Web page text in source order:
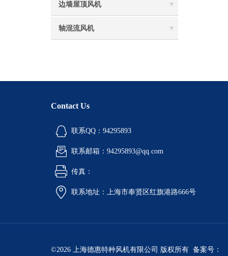
边墙屋顶风机
轴混流风机
Contact Us
联系QQ：94295893
联系邮箱：94295893@qq.com
传真：
联系地址：上海市奉贤区红旗港路666号
©2026 上海德惠特种风机有限公司 版权所有 备案号：